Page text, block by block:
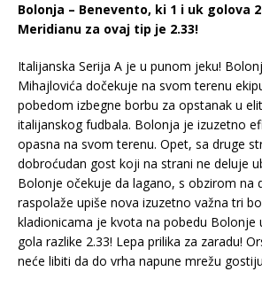
Bolonja – Benevento, ki 1 i uk golova
Meridianu za ovaj tip je 2.33!
Italijanska Serija A je u punom jeku!
Mihajlovića dočekuje na svom terenu
pobedom izbegne borbu za opstanak u
italijanskog fudbala. Bolonja je izuzetno
opasna na svom terenu. Opet, sa druge
dobroćudan gost koji na strani ne deluje
Bolonje očekuje da lagano, s obzirom na
raspolaže upiše nova izuzetno važna tri
kladionicama je kvota na pobedu Bolonje
gola razlike 2.33! Lepa prilika za zaradu!
neće libiti da do vrha napune mrežu